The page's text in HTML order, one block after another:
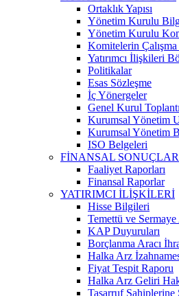
Ortaklık Yapısı
Yönetim Kurulu
Yönetim Kurulu
Komitelerin Çalışma
Yatırımcı İlişkileri
Politikalar
Esas Sözleşme
İç Yönergeler
Genel Kurul
Kurumsal Yönetim
Kurumsal Yönetim
ISO Belgeleri
FİNANSAL
Faaliyet Raporları
Finansal Raporlar
YATIRIMCI İLİŞKİLERİ
Hisse Bilgileri
Temettü ve Sermaye
KAP Duyuruları
Borçlanma Aracı
Halka Arz
Fiyat Tespit Raporu
Halka Arz Geliri
Tasarruf Sahiplerine